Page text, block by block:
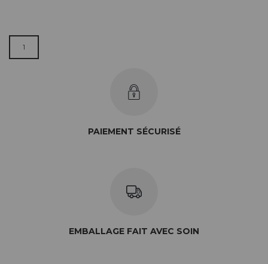
PAIEMENT SÉCURISÉ
EMBALLAGE FAIT AVEC SOIN